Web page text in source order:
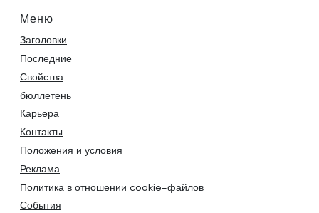
Меню
Заголовки
Последние
Свойства
бюллетень
Карьера
Контакты
Положения и условия
Реклама
Политика в отношении cookie-файлов
События